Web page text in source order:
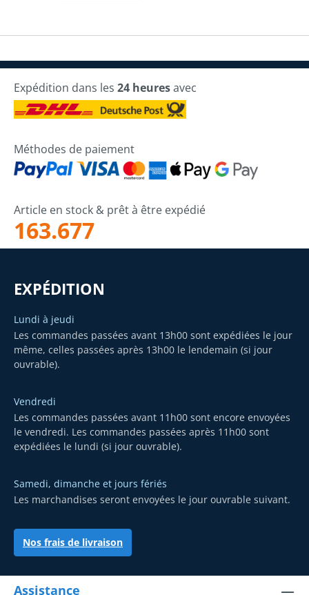
Expédition dans les 24 heuresavec
Méthodes de paiement
Article en stock & prêt à être expédié
163.677
EXPÉDITION
Lundi à jeudi
Les commandes passées avant 13h00 sont expédiées le jour
même, celles passées après 13h00 le lendemain (si jour
ouvrable).
Vendredi
Les commandes passées avant 11h00 sont encore envoyées
le vendredi. Les commandes passées après 11h00 sont
expédiées le lundi (si jour ouvrable).
Samedi, dimanche et jours fériés
Les marchandises seront envoyées le jour ouvrable suivant.
Nos frais de livraison
Assistance